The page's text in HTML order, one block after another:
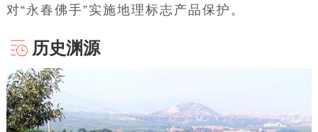
对“永春佛手”实施地理标志产品保护。
历史渊源